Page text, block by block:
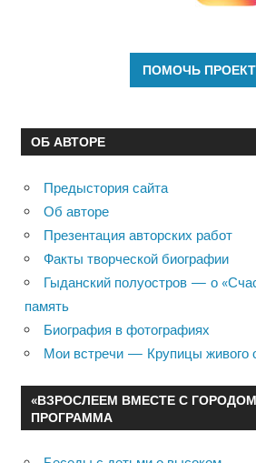
ОБ АВТОРЕ
Предыстория сайта
Об авторе
Презентация авторских работ
Факты творческой биографии
Гыданский полуостров — о
память
Биография в фотографиях
Мои встречи — Крупицы живого
«ВЗРОСЛЕЕМ ВМЕСТЕ С
ПРОГРАММА